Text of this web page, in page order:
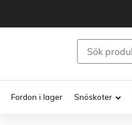
Fordon i lager Snöskoter